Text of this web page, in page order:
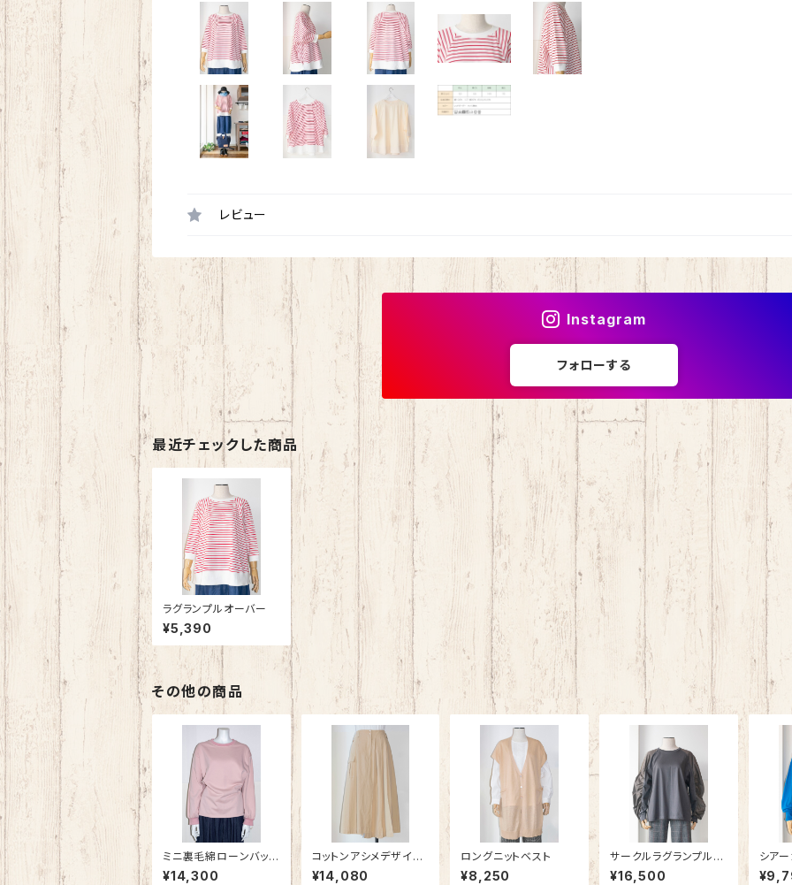
レビュー
Instagram
フォローする
最近チェックした商品
ラグランプルオーバー
¥5,390
その他の商品
ミニ裏毛綿ローンバック
リボンプルオーバー
¥14,300
コットンアシメデザイン
スカート
¥14,080
ロングニットベスト
¥8,250
サークルラグランプルオ
ーバー
¥16,500
シア